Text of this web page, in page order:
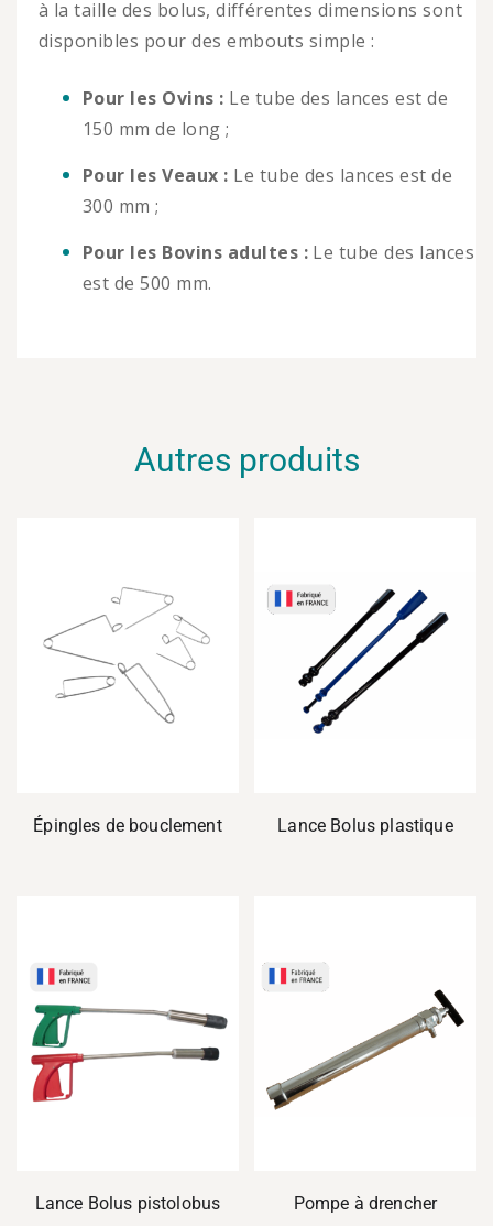
à la taille des bolus, différentes dimensions sont
disponibles pour des embouts simple :
Pour les Ovins : Le tube des lances est de
150 mm de long ;
Pour les Veaux : Le tube des lances est de
300 mm ;
Pour les Bovins adultes : Le tube des lances
est de 500 mm.
Autres produits
Épingles de bouclement Lance Bolus plastique
Lance Bolus pistolobus Pompe à drencher